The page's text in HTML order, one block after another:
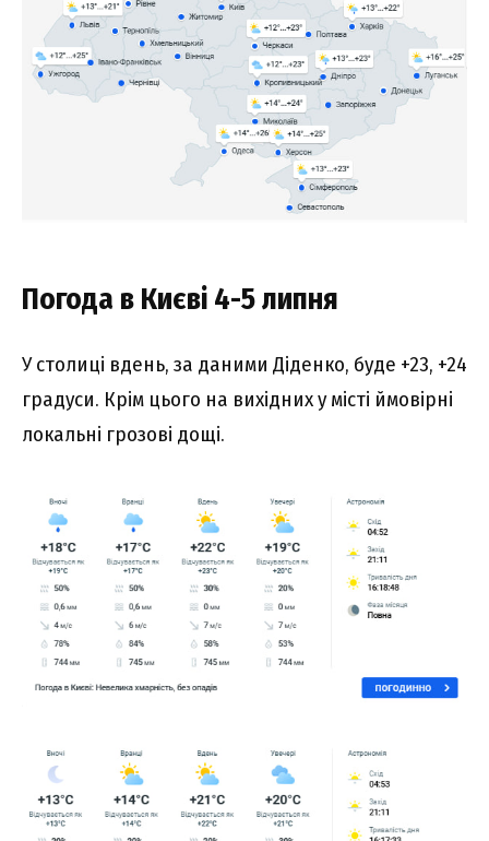
Погода в Києві 4-5 липня
У столиці вдень, за даними Діденко, буде +23, +24
градуси. Крім цього на вихідних у місті ймовірні
локальні грозові дощі.